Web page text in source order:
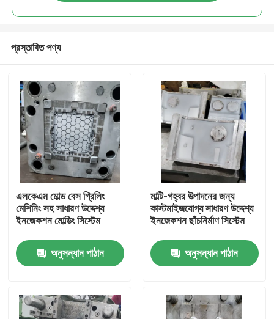
পণ্য
প্রস্তাবিত পণ্য
এলকেএম মোল্ড বেস গ্রিলিং
মেশিনিং সহ সাধারণ উদ্দেশ্য
ইনজেকশন মোল্ডিং সিস্টেম
অনুসন্ধান পাঠান
মাল্টি-গহ্বর উত্পাদনের জন্য
কাস্টমাইজযোগ্য সাধারণ উদ্দেশ্য
ইনজেকশন ছাঁচনির্মাণ সিস্টেম
অনুসন্ধান পাঠান